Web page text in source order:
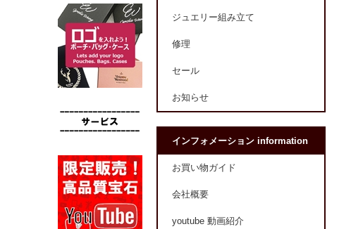
ジュエリー組み立て
修理
セール
お知らせ
インフォメーション information
お買い物ガイド
会社概要
youtube 動画紹介